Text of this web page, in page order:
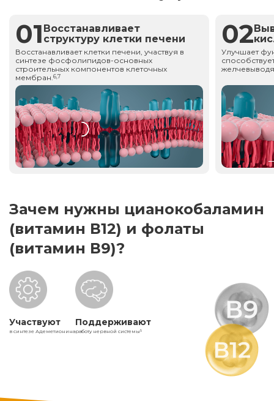
01 Восстанавливает
структуру клетки печени
Восстанавливает клетки печени, участвуя в
синтезе фосфолипидов-основных
строительных компонентов клеточных
мембран.6,7
02
Улучшает
Зачем нужны цианокобаламин
(витамин В12) и фолаты
(витамин В9)?
Участвуют
в синтезе Адеметионина
Поддерживают
работу нервной системы5